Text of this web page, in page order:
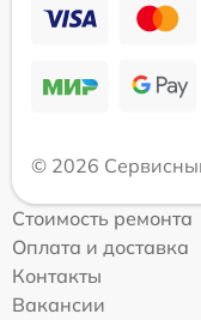
© 2026
Стоимость ремонта
Оплата и доставка
Контакты
Вакансии